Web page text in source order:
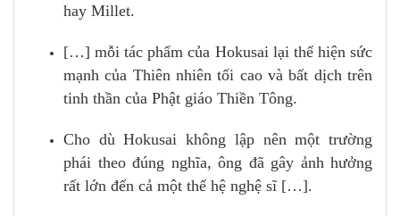
hay Millet.
[…] mỗi tác phẩm của Hokusai lại thể hiện sức
mạnh của Thiên nhiên tối cao và bất dịch trên
tinh thần của Phật giáo Thiền Tông.
Cho dù Hokusai không lập nên một trường
phái theo đúng nghĩa, ông đã gây ảnh hưởng
rất lớn đến cả một thế hệ nghệ sĩ […].